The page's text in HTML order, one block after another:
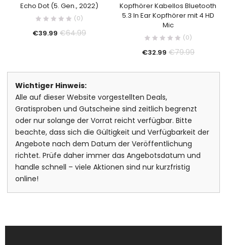
Echo Dot (5. Gen., 2022)
(0)
€39.99 €64.99
Kopfhörer Kabellos Bluetooth
5.3 In Ear Kopfhörer mit 4 HD
Mic
(0)
€32.99 €79.99
Wichtiger Hinweis:
Alle auf dieser Website vorgestellten Deals,
Gratisproben und Gutscheine sind zeitlich begrenzt
oder nur solange der Vorrat reicht verfügbar. Bitte
beachte, dass sich die Gültigkeit und Verfügbarkeit der
Angebote nach dem Datum der Veröffentlichung
richtet. Prüfe daher immer das Angebotsdatum und
handle schnell – viele Aktionen sind nur kurzfristig
online!